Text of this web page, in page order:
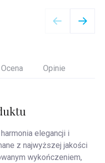
Ocena Opinie
elegancji i
z najwyższej jakości
wykończeniem,